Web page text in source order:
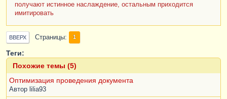
получают истинное наслаждение, остальным приходится
имитировать
ВВЕРХ Страницы 1
Теги:
Похожие темы (5)
Оптимизация проведения документа
Автор lilia93